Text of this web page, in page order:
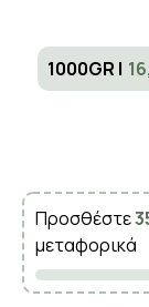
1000GR |
Προσθέστε
μεταφορικά